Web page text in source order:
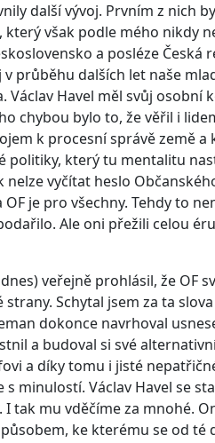
další vývoj. Prvním z nich
však podle mého nikdy
a posléze
v průběhu dalších let naše
Havel měl svůj osobní
chybou bylo to, že věřil i
k procesní správě země
politiky, který tu mentalitu
vyčítat heslo
je pro všechny. Tehdy to
Ale oni přežili celou
veřejně prohlásil, že
Schytal jsem za ta
dokonce navrhoval
a budoval si své
a díky tomu i jisté
minulostí. Václav Havel se
tak mu vděčíme za mnohé.
ke kterému se od